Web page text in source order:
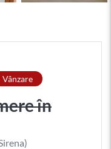
Vânzare
în